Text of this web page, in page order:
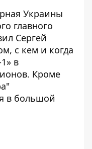
Украины
главного
Сергей
с кем и когда
в
Кроме
в большой